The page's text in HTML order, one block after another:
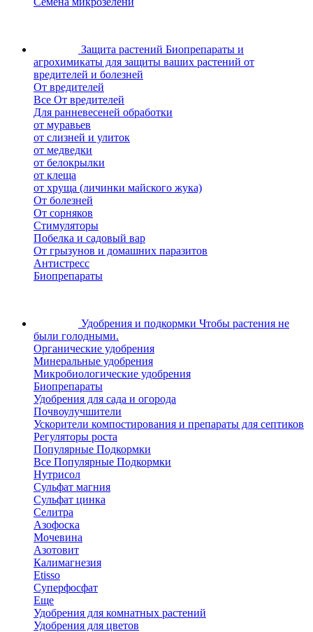
Защита растений Биопрепараты и
агрохимикаты для защиты ваших растений от
вредителей и болезней
От вредителей
Все От вредителей
Для ранневесеней обработки
от муравьев
от слизней и улиток
от медведки
от белокрылки
от клеща
от хруща (личинки майского жука)
От болезней
От сорняков
Стимуляторы
Побелка и садовый вар
От грызунов и домашних паразитов
Антистресс
Биопрепараты
Удобрения и подкормки Чтобы растения не
были голодными.
Органические удобрения
Минеральные удобрения
Микробиологические удобрения
Биопрепараты
Удобрения для сада и огорода
Почвоулучшители
Ускорители компостирования и препараты для септиков
Регуляторы роста
Популярные Подкормки
Все Популярные Подкормки
Нутрисол
Сульфат магния
Сульфат цинка
Селитра
Азофоска
Мочевина
Азотовит
Калимагнезия
Etisso
Суперфосфат
Еще
Удобрения для комнатных растений
Удобрения для цветов